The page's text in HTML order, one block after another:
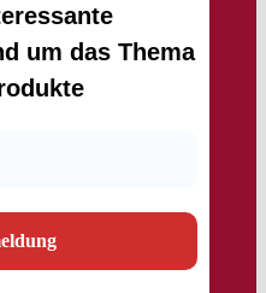
um das Thema